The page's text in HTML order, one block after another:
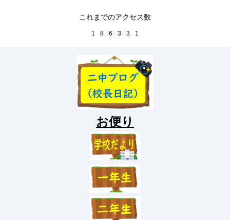
お便り
これまでのアクセス数
1 8 6 3 3 1